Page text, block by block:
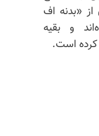
«بدنه اف
و بقیه
است.